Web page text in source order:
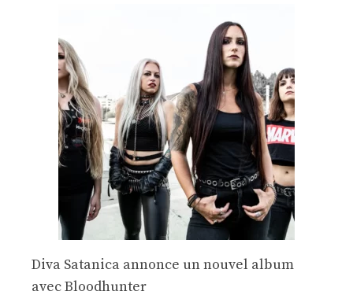
Diva Satanica annonce un nouvel album
avec Bloodhunter